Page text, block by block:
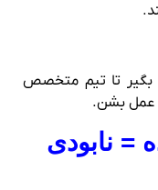
تماس بگیر تا تیم متخصص
عمل بشن.
= نابودی